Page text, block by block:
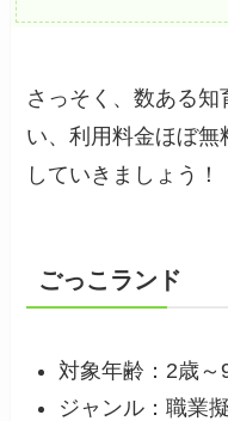
さっそく、数ある
い、利用料金ほぼ
していきましょう！
ごっこランド
対象年齢：2歳～
ジャンル：職業